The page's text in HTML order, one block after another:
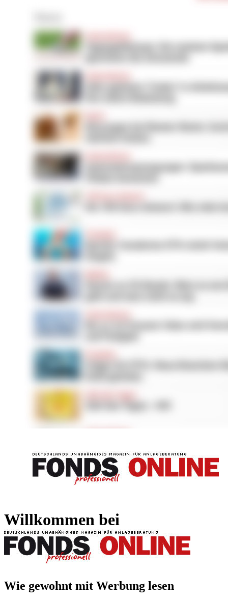
Willkommen bei
Wie gewohnt mit Werbung lesen